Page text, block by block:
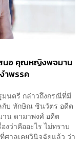
นอ คุณหญิงพจมาน
ำพรรค
มนตรี กล่าวถึงกรณีที่มี
กับ ทักษิณ ชินวัตร อดีต
น ดามาพงศ์ อดีต
งว่าคืออะไร ไม่ทราบ
ศาลเคยวินิจฉัยแล้ว ว่า